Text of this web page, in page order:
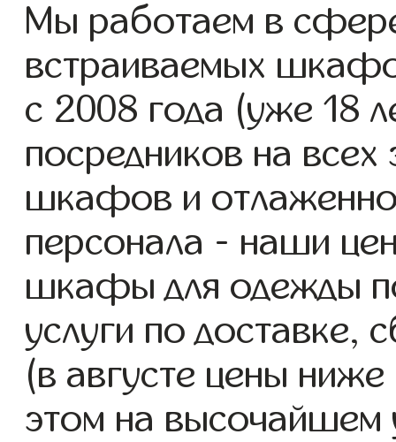
Мы работаем в
встраиваемых
с 2008 года (уже 18
посредников на всех
шкафов и
персонала - наши
шкафы для одежды
услуги по доставке,
(в августе цены
этом на